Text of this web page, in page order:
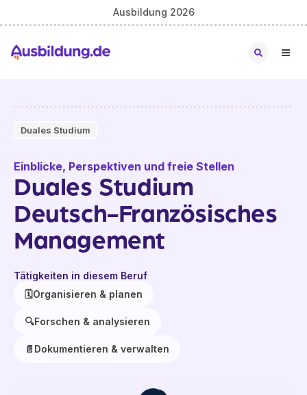
Ausbildung 2026
Duales Studium
Einblicke, Perspektiven und freie Stellen
Duales Studium
Deutsch-Französisches
Management
Tätigkeiten in diesem Beruf
🗓️Organisieren & planen
🔍Forschen & analysieren
📄 Dokumentieren & verwalten